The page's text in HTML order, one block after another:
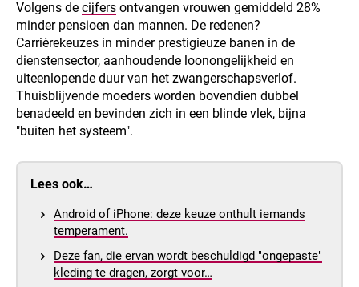
Volgens de cijfers ontvangen vrouwen gemiddeld 28%
minder pensioen dan mannen. De redenen?
Carrièrekeuzes in minder prestigieuze banen in de
dienstensector, aanhoudende loonongelijkheid en
uiteenlopende duur van het zwangerschapsverlof.
Thuisblijvende moeders worden bovendien dubbel
benadeeld en bevinden zich in een blinde vlek, bijna
"buiten het systeem".
Lees ook…
Android of iPhone: deze keuze onthult iemands
temperament.
Deze fan, die ervan wordt beschuldigd "ongepaste"
kleding te dragen, zorgt voor…